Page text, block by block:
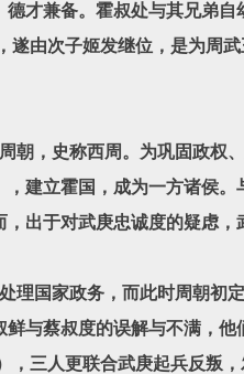
才兼备。霍叔处与其兄弟
由次子姬发继位，是为周武
，史称西周。为巩固政权
建立霍国，成为一方诸侯
出于对武庚忠诚度的疑虑，
国家政务，而此时周朝初
与蔡叔度的误解与不满，他
三人更联合武庚起兵反叛